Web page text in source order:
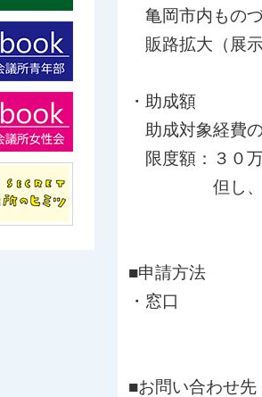
亀岡市内もの
販路拡大（展
・助成額
助成対象経費
限度額：３０
但し、海外
■申請方法
・窓口
■お問い合わせ先